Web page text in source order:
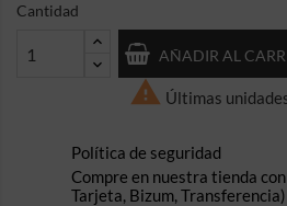
Cantidad
AÑADIR AL
 Últimas
Política de seguridad
Compre en nuestra tienda
Tarjeta, Bizum, Transferencia)